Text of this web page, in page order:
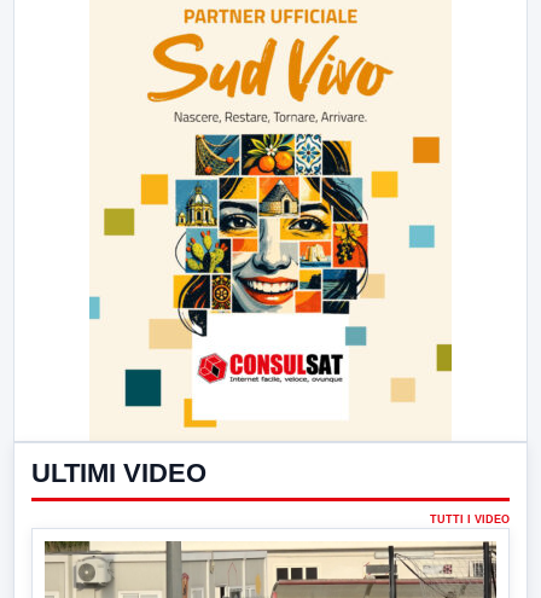
ULTIMI VIDEO
TUTTI I VIDEO